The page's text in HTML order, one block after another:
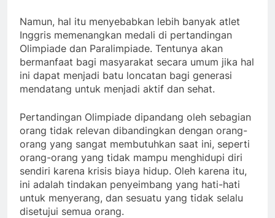
Namun, hal itu menyebabkan lebih banyak atlet
Inggris memenangkan medali di pertandingan
Olimpiade dan Paralimpiade. Tentunya akan
bermanfaat bagi masyarakat secara umum jika hal
ini dapat menjadi batu loncatan bagi generasi
mendatang untuk menjadi aktif dan sehat.
Pertandingan Olimpiade dipandang oleh sebagian
orang tidak relevan dibandingkan dengan orang-
orang yang sangat membutuhkan saat ini, seperti
orang-orang yang tidak mampu menghidupi diri
sendiri karena krisis biaya hidup. Oleh karena itu,
ini adalah tindakan penyeimbang yang hati-hati
untuk menyerang, dan sesuatu yang tidak selalu
disetujui semua orang.